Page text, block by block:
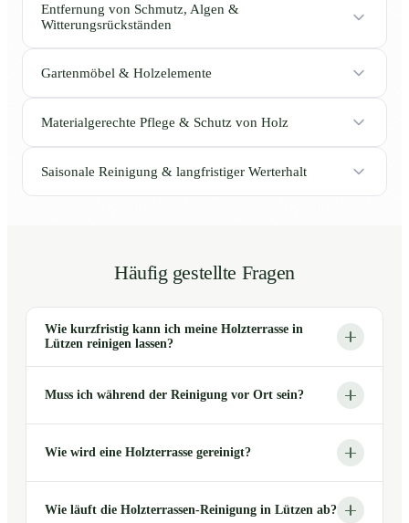
Entfernung von Schmutz, Algen &
Witterungsrückständen
Gartenmöbel & Holzelemente
Materialgerechte Pflege & Schutz von Holz
Saisonale Reinigung & langfristiger Werterhalt
Häufig gestellte Fragen
Wie kurzfristig kann ich meine Holzterrasse in
Lützen reinigen lassen?
Muss ich während der Reinigung vor Ort sein?
Wie wird eine Holzterrasse gereinigt?
Wie läuft die Holzterrassen-Reinigung in Lützen ab?